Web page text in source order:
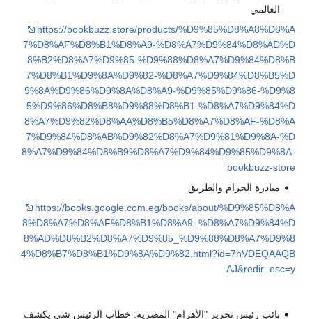
العالمي
https://bookbuzz.store/products/%D9%85%D8%A8%D8%A
7%D8%AF%D8%B1%D8%A9-%D8%A7%D9%84%D8%AD%D
8%B2%D8%A7%D9%85-%D9%88%D8%A7%D9%84%D8%B
7%D8%B1%D9%8A%D9%82-%D8%A7%D9%84%D8%B5%D
9%8A%D9%86%D9%8A%D8%A9-%D9%85%D9%86-%D9%8
5%D9%86%D8%B8%D9%88%D8%B1-%D8%A7%D9%84%D
8%A7%D9%82%D8%AA%D8%B5%D8%A7%D8%AF-%D8%A
7%D9%84%D8%AB%D9%82%D8%A7%D9%81%D9%8A-%D
8%A7%D9%84%D8%B9%D8%A7%D9%84%D9%85%D9%8A-
bookbuzz-store
مبادرة الحزام والطريق
https://books.google.com.eg/books/about/%D9%85%D8%A
8%D8%A7%D8%AF%D8%B1%D8%A9_%D8%A7%D9%84%D
8%AD%D8%B2%D8%A7%D9%85_%D9%88%D8%A7%D9%8
4%D8%B7%D8%B1%D9%8A%D9%82.html?id=7hVDEQAAQB
AJ&redir_esc=y
نائب رئيس تحرير "الأهرام" المصرية: خطاب الرئيس شي يكشف